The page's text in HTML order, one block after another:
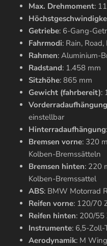
Max. Drehmoment:
Getriebe: 6-Gang-
Fahrmodi: Rain,
Rahmen: Aluminium-
Radstand: 1.458 mm
Sitzhöhe: 865 mm
Gewicht (fahrbereit):
Vorderradaufhängung
einstellbar
Hinterradaufhängung
Bremsen vorne: 320
Kolben-Bremssätteln
Bremsen hinten: 220
Kolben-Bremssattel
ABS: BMW Motorrad
Reifen vorne: 120/70
Reifen hinten: 200/55
Instrumente: 6,5-Zoll-
Aerodynamik: M